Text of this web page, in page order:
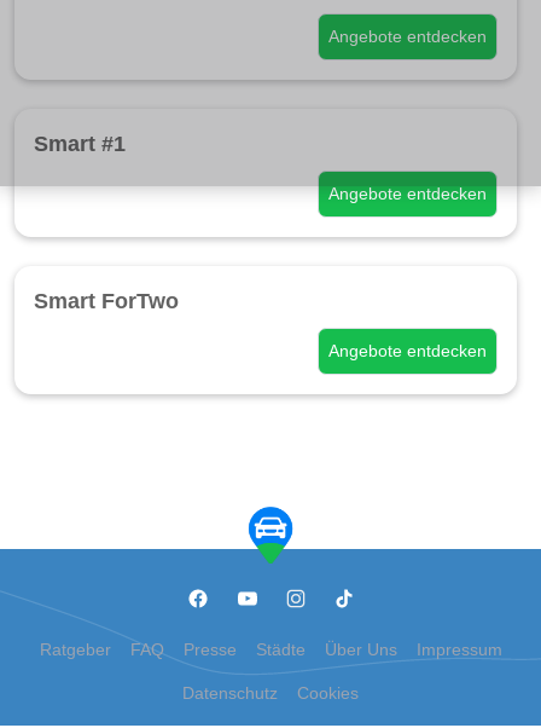
Angebote entdecken
Smart #1
Angebote entdecken
Smart ForTwo
Angebote entdecken
Ratgeber FAQ Presse Städte Über Uns Impressum
Datenschutz Cookies